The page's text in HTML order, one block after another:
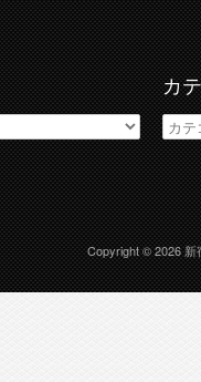
カ
カ
テ
ゴ
リ
ー
Copyright © 2026新